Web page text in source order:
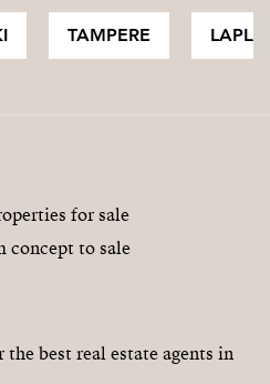
TAMPERE
for sale
concept to sale
best real estate agents in